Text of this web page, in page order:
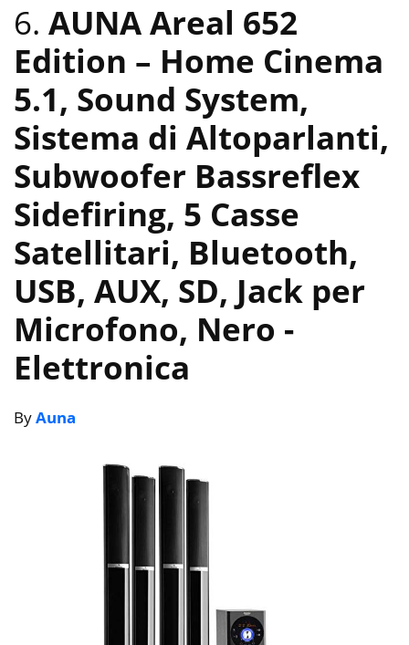
6. AUNA Areal 652
Edition – Home Cinema
5.1, Sound System,
Sistema di Altoparlanti,
Subwoofer Bassreflex
Sidefiring, 5 Casse
Satellitari, Bluetooth,
USB, AUX, SD, Jack per
Microfono, Nero -
Elettronica
ByAuna